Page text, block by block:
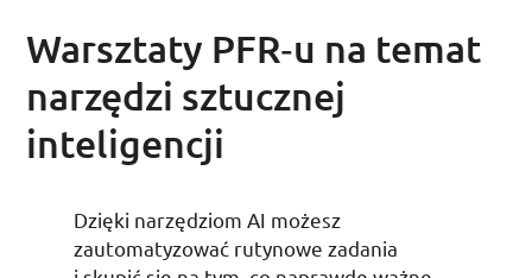
Warsztaty PFR‑u na temat
narzędzi sztucznej
inteligencji
Dzięki narzędziom AI możesz
zautomatyzować rutynowe zadania